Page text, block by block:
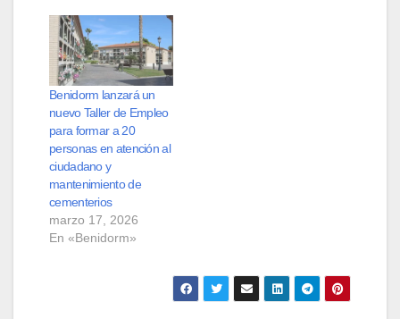
Benidorm lanzará un
nuevo Taller de Empleo
para formar a 20
personas en atención al
ciudadano y
mantenimiento de
cementerios
marzo 17, 2026
En «Benidorm»